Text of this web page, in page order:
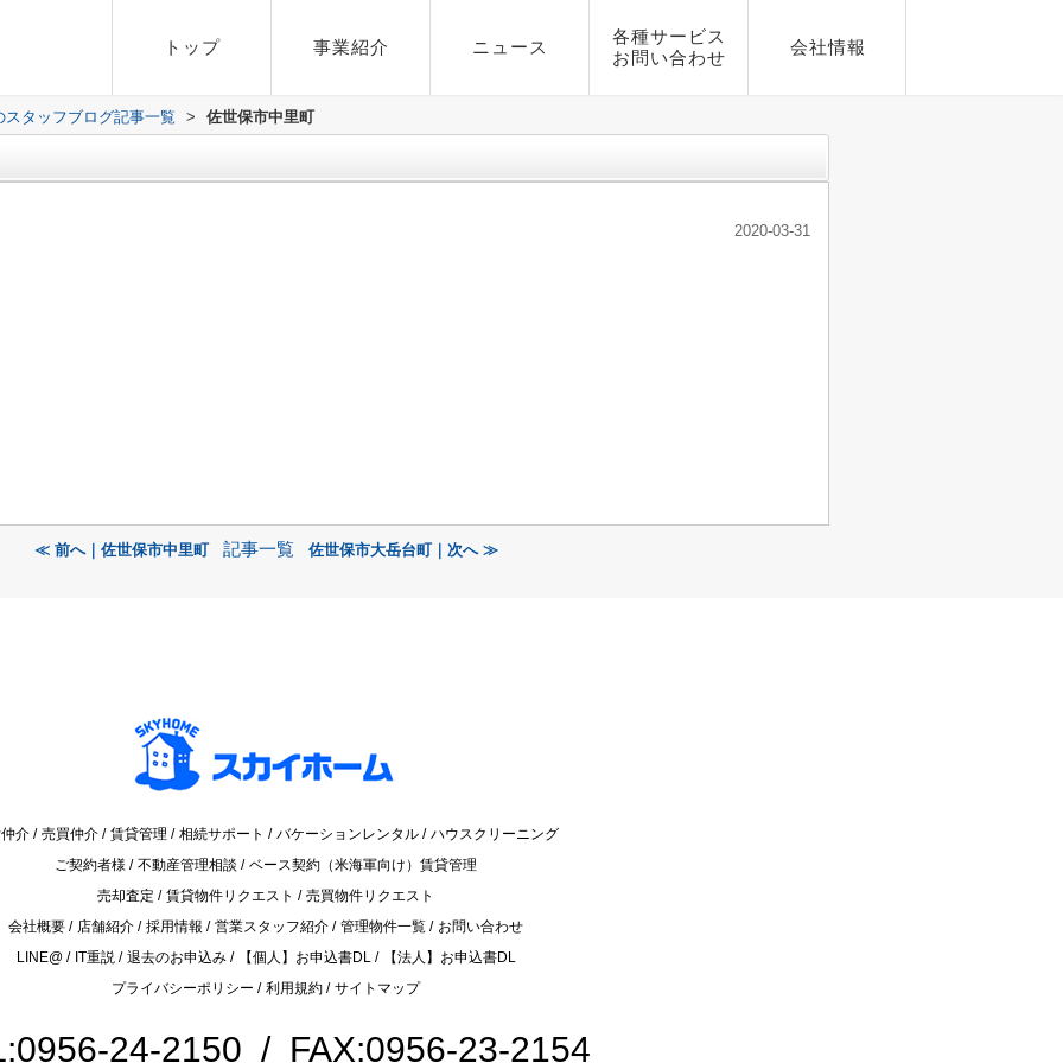
トップ 事業紹介 ニュース
各種サービス
お問い合わせ
会社情報
タッフブログ記事一覧 > 佐世保市中里町
2020-03-31
≪ 前へ｜佐世保市中里町 記事一覧 佐世保市大岳台町｜次へ ≫
介 売買仲介 賃貸管理 相続サポート バケーションレンタル
ハウスクリーニング
ご契約者様
不動産管理相談
ベース契約（米海軍向け）賃貸管理
売却査定
賃貸物件リクエスト
売買物件リクエスト
会社概要
店舗紹介 採用情報 営業スタッフ紹介 管理物件一覧
お問い合わせ
LINE@
IT重説 退去のお申込み 【個人】お申込書DL
【法人】お申込書DL
プライバシーポリシー
利用規約 サイトマップ
24-2150 / FAX:0956-23-2154